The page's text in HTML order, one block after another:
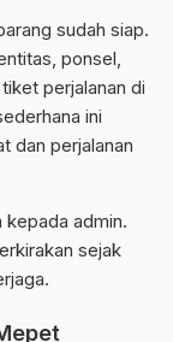
sudah siap.
ponsel,
perjalanan di
ini
dan perjalanan
admin.
sejak